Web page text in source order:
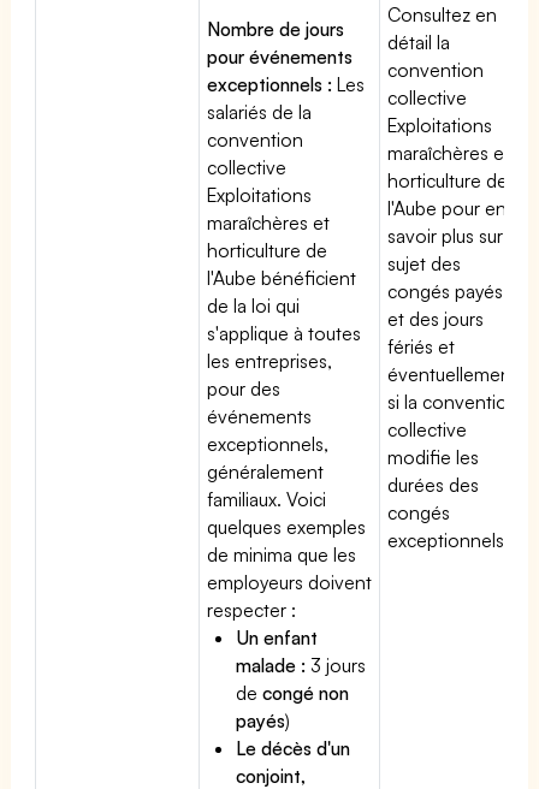
Nombre de jours
pour événements
exceptionnels : Les
salariés de la
convention
collective
Exploitations
maraîchères et
horticulture de
l'Aube bénéficient
de la loi qui
s'applique à toutes
les entreprises,
pour des
événements
exceptionnels,
généralement
familiaux. Voici
quelques exemples
de minima que les
employeurs doivent
respecter :
Un enfant
malade : 3 jours
decongé non
payés)
Le décès d'un
conjoint,
Consultez en
détail la
convention
collective
Exploitations
maraîchères et
horticulture de
l'Aube pour en
savoir plus sur le
sujet des
congés payés
et des jours
fériés et
éventuellement
si la convention
collective
modifie les
durées des
congés
exceptionnels.